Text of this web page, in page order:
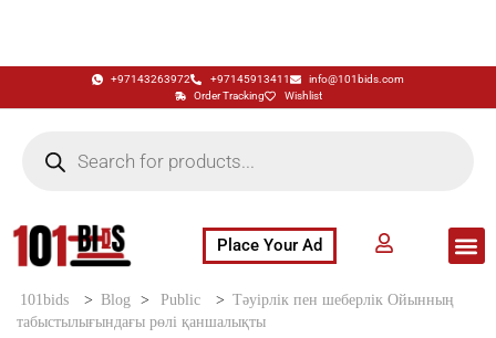
+97143263972 +97145913411
info@101bids.com
Order Tracking
Wishlist
Place Your Ad
101bids > Blog > Public > Тәуірлік пен шеберлік Ойынның
табыстылығындағы рөлі қаншалықты